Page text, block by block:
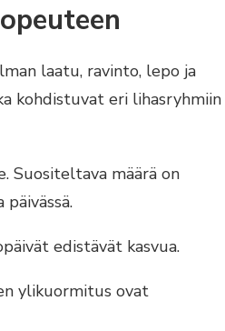
laatu, ravinto, lepo ja
kohdistuvat eri lihasryhmiin
Suositeltava määrä on
edistävät kasvua.
ylikuormitus ovat